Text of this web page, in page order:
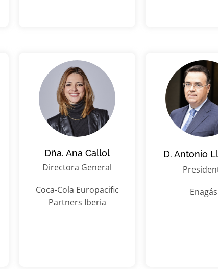
Dña. Ana Callol
Directora General
Coca-Cola Europacific
Partners Iberia
D. Antonio
Enagás